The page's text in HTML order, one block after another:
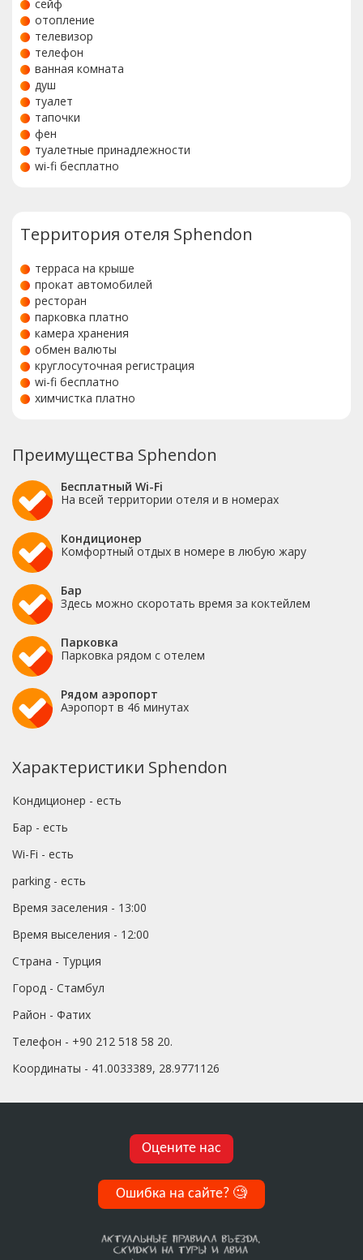
сейф
отопление
телевизор
телефон
ванная комната
душ
туалет
тапочки
фен
туалетные принадлежности
wi-fi бесплатно
Территория отеля Sphendon
терраса на крыше
прокат автомобилей
ресторан
парковка платно
камера хранения
обмен валюты
круглосуточная регистрация
wi-fi бесплатно
химчистка платно
Преимущества Sphendon
Бесплатный Wi-Fi
На всей территории отеля и в номерах
Кондиционер
Комфортный отдых в номере в любую жару
Бар
Здесь можно скоротать время за коктейлем
Парковка
Парковка рядом с отелем
Рядом аэропорт
Аэропорт в 46 минутах
Характеристики Sphendon
Кондиционер - есть
Бар - есть
Wi-Fi - есть
parking - есть
Время заселения - 13:00
Время выселения - 12:00
Страна - Турция
Город - Стамбул
Район - Фатих
Телефон - +90 212 518 58 20.
Координаты - 41.0033389, 28.9771126
Оцените нас
Ошибка на сайте? 🧐